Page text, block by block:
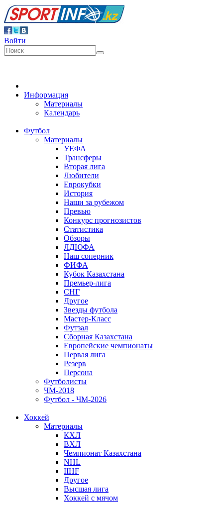
Войти
Информация
Материалы
Календарь
Футбол
Материалы
УЕФА
Трансферы
Вторая лига
Любители
Еврокубки
История
Наши за рубежом
Превью
Конкурс прогнозистов
Статистика
Обзоры
ЛДЮФА
Наш соперник
ФИФА
Кубок Казахстана
Премьер-лига
СНГ
Другое
Звезды футбола
Мастер-Класс
Футзал
Сборная Казахстана
Европейские чемпионаты
Первая лига
Резерв
Персона
Футболисты
ЧМ-2018
Футбол - ЧМ-2026
Хоккей
Материалы
КХЛ
ВХЛ
Чемпионат Казахстана
NHL
IIHF
Другое
Высшая лига
Хоккей с мячом